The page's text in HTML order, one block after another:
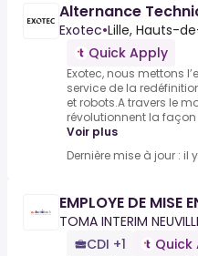
Alternance
Exotec•Lille, Hauts-
Quick Apply
Exotec, nous mettons
service de la
et robots.A travers le
révolutionnent la façon
Voir plus
Dernière mise à jour : il
EMPLOYE DE MISE
TOMA INTERIM
CDI +1
Quick